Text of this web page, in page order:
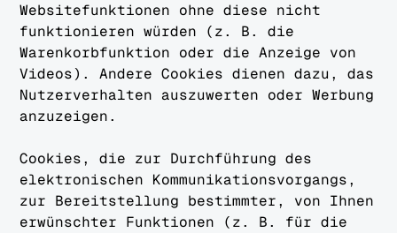
Websitefunktionen ohne diese nicht
funktionieren würden (z. B. die
Warenkorbfunktion oder die Anzeige von
Videos). Andere Cookies dienen dazu, das
Nutzerverhalten auszuwerten oder Werbung
anzuzeigen.
Cookies, die zur Durchführung des
elektronischen Kommunikationsvorgangs,
zur Bereitstellung bestimmter, von Ihnen
erwünschter Funktionen (z. B. für die